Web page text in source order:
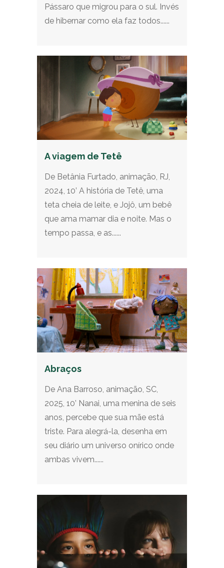
Pássaro que migrou para o sul. Invés
de hibernar como ela faz todos......
A viagem de Tetê
De Betânia Furtado, animação, RJ,
2024, 10’ A história de Tetê, uma
teta cheia de leite, e Jojô, um bebê
que ama mamar dia e noite. Mas o
tempo passa, e as......
Abraços
De Ana Barroso, animação, SC,
2025, 10’ Nanai, uma menina de seis
anos, percebe que sua mãe está
triste. Para alegrá-la, desenha em
seu diário um universo onírico onde
ambas vivem......